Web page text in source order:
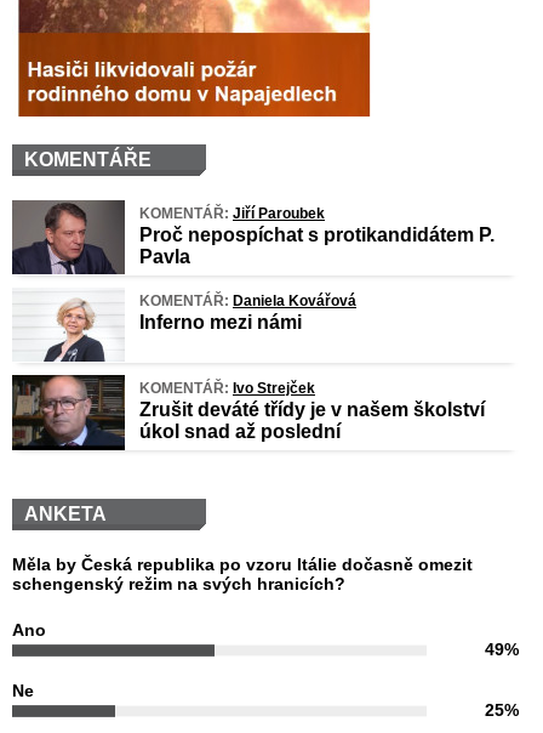
KOMENTÁŘE
KOMENTÁŘ: Jiří Paroubek
Proč nepospíchat s protikandidátem P.
Pavla
KOMENTÁŘ: Daniela Kovářová
Inferno mezi námi
KOMENTÁŘ: Ivo Strejček
Zrušit deváté třídy je v našem školství
úkol snad až poslední
ANKETA
Měla by Česká republika po vzoru Itálie dočasně omezit
schengenský režim na svých hranicích?
Ano
49%
Ne
25%